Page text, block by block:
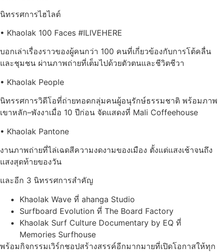
นิทรรศการไฮไลต์
• Khaolak 100 Faces #ILIVEHERE
บอกเล่าเรื่องราวของผู้คนกว่า 100 คนที่เกี่ยวข้องกับการโต้คลื่น
และชุมชน ผ่านภาพถ่ายที่เต็มไปด้วยตัวตนและชีวิตชีวา
• Khaolak People
นิทรรศการวิดีโอที่ถ่ายทอดกลุ่มคนผู้อนุรักษ์ธรรมชาติ พร้อมภาพ
เขาหลัก–พังงาเมื่อ 10 ปีก่อน จัดแสดงที่ Mali Coffeehouse
• Khaolak Pantone
งานภาพถ่ายที่ไล่เฉดสีความงดงามของเมือง ตั้งแต่แสงเช้าจนถึง
แสงสุดท้ายของวัน
และอีก 3 นิทรรศการสำคัญ
Khaolak Wave ที่ ahanga Studio
Surfboard Evolution ที่ The Board Factory
Khaolak Surf Culture Documentary by EQ ที่
Memories Surfhouse
พร้อมกิจกรรมเวิร์กชอปสร้างสรรค์อีกมากมายที่เปิดโอกาสให้ทุก